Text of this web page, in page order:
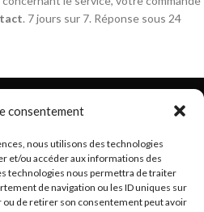
consentement
nous utilisons des technologies
et/ou accéder aux informations des
technologies nous permettra de traiter
de navigation ou les ID uniques sur
ou de retirer son consentement peut avoir
. 7 jours sur 7. Réponse sous 24
montres connectés